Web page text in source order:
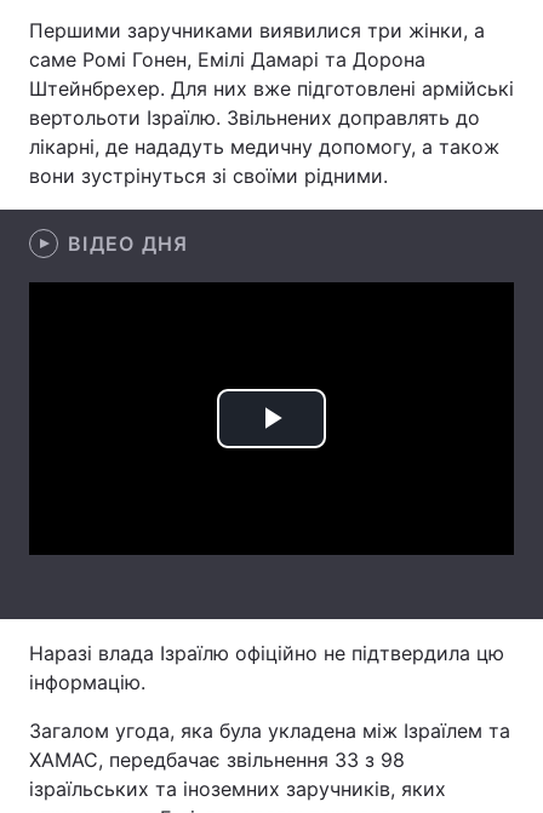
Зброя Інциденти
Здоров'я Туризм
Цікавинки Погода
Екологія Регіони
Лонгріди
Тема оформлення
Першими заручниками виявилися три жінки, а
саме Ромі Гонен, Емілі Дамарі та Дорона
Штейнбрехер. Для них вже підготовлені армійські
вертольоти Ізраїлю. Звільнених доправлять до
лікарні, де нададуть медичну допомогу, а також
вони зустрінуться зі своїми рідними.
ВІДЕО ДНЯ
Play
Наразі влада Ізраїлю офіційно не підтвердила цю
інформацію.
Загалом угода, яка була укладена між Ізраїлем та
ХАМАС, передбачає звільнення 33 з 98
ізраїльських та іноземних заручників, яких